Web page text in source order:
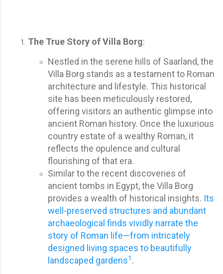
The True Story of Villa Borg:
Nestled in the serene hills of Saarland, the
Villa Borg stands as a testament to Roman
architecture and lifestyle. This historical
site has been meticulously restored,
offering visitors an authentic glimpse into
ancient Roman history. Once the luxurious
country estate of a wealthy Roman, it
reflects the opulence and cultural
flourishing of that era.
Similar to the recent discoveries of
ancient tombs in Egypt, the Villa Borg
provides a wealth of historical insights. Its
well-preserved structures and abundant
archaeological finds vividly narrate the
story of Roman life—from intricately
designed living spaces to beautifully
landscaped gardens1 .